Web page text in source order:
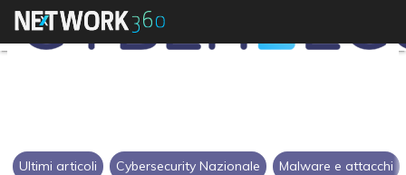
Ultimi articoli Cybersecurity Nazionale Malware e attacchi